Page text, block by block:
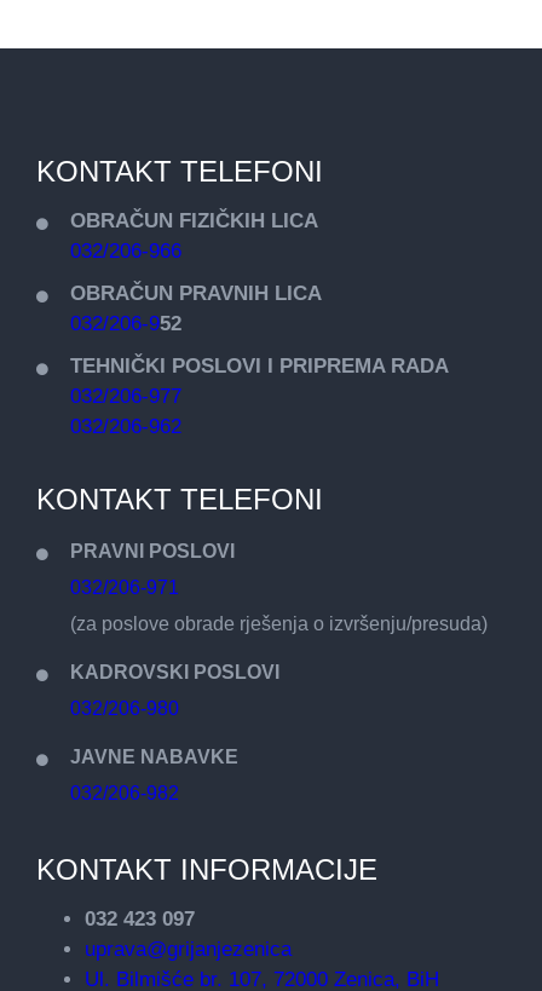
KONTAKT TELEFONI
OBRAČUN FIZIČKIH LICA
032/206-966
OBRAČUN PRAVNIH LICA
032/206-952
TEHNIČKI POSLOVI I PRIPREMA RADA
032/206-977
032/206-962
KONTAKT TELEFONI
PRAVNI POSLOVI
032/206-971
(za poslove obrade rješenja o izvršenju/presuda)
KADROVSKI POSLOVI
032/206-980
JAVNE NABAVKE
032/206-982
KONTAKT INFORMACIJE
032 423 097
uprava@grijanjezenica
Ul. Bilmišće br. 107, 72000 Zenica, BiH